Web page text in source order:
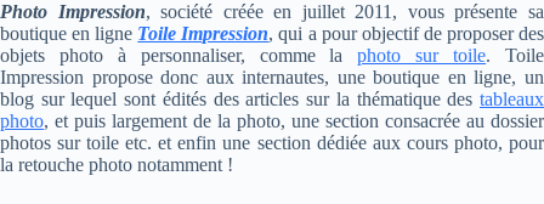
Photo Impression, société créée en juillet 2011, vous présente sa
boutique en ligne Toile Impression, qui a pour objectif de proposer des
objets photo à personnaliser, comme laphoto sur toile. Toile
Impression propose donc aux internautes, une boutique en ligne, un
blog sur lequel sont édités des articles sur la thématique des tableaux
photo, et puis largement de la photo, une section consacrée au dossier
photos sur toile etc. et enfin une section dédiée aux cours photo, pour
la retouche photo notamment !